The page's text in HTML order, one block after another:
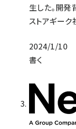
生した。開発
ストアギーク
2024/1/10
書く